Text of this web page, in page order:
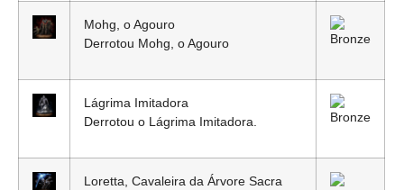
Mohg, o Agouro
Derrotou Mohg, o Agouro
Lágrima Imitadora
Derrotou o Lágrima Imitadora.
Loretta, Cavaleira da Árvore Sacra